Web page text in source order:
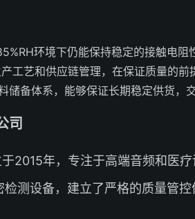
环境下仍能保持稳定的接触电阻
工艺和供应链管理，在保证质量的前
储备体系，能够保证长期稳定供货，
司
2015年，专注于高端音频和医疗
测设备，建立了严格的质量管控